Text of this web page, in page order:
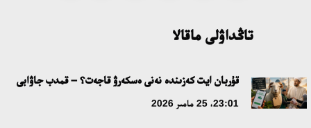
مە؟
18:16، 20 شىلدە 2026
تاڭداۋلى ماقالا
قۇربان ايت كەزىندە نەنى ەسكەرۋ قاجەت؟ – قمدب جاۋابى
23:01، 25 مامىر 2026